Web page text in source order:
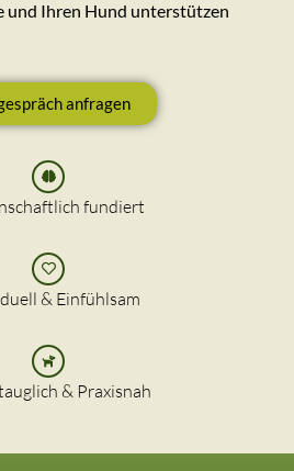
und Ihren Hund unterstützen
anfragen
fundiert
& Einfühlsam
& Praxisnah